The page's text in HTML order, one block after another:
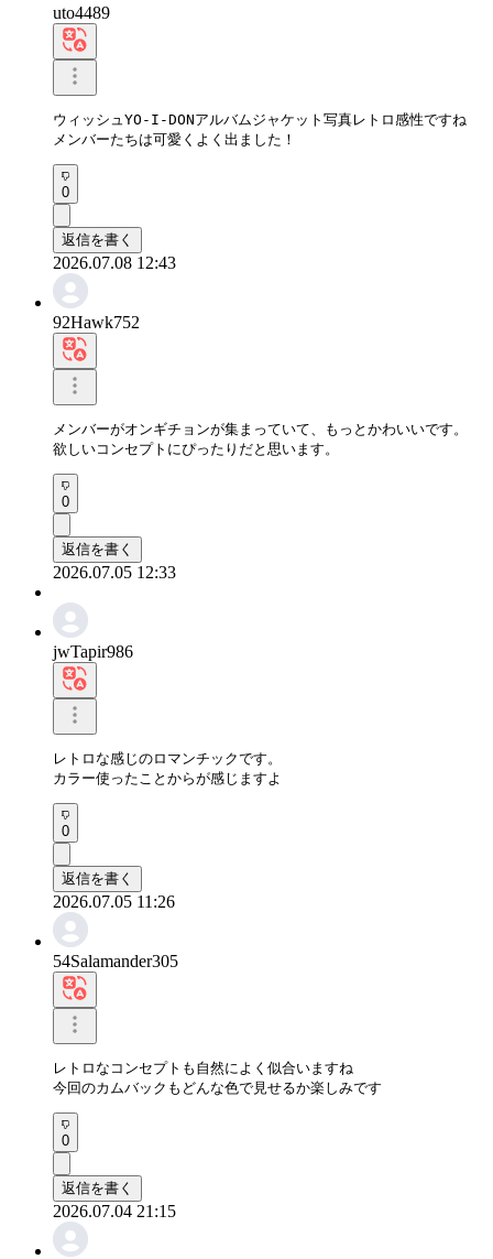
uto4489
ウィッシュYO-I-DONアルバムジャケット写真レトロ感性ですね
メンバーたちは可愛くよく出ました！
0
返信を書く
2026.07.08 12:43
92Hawk752
メンバーがオンギチョンが集まっていて、もっとかわいいです。
欲しいコンセプトにぴったりだと思います。
0
返信を書く
2026.07.05 12:33
jwTapir986
レトロな感じのロマンチックです。
カラー使ったことからが感じますよ
0
返信を書く
2026.07.05 11:26
54Salamander305
レトロなコンセプトも自然によく似合いますね
今回のカムバックもどんな色で見せるか楽しみです
0
返信を書く
2026.07.04 21:15